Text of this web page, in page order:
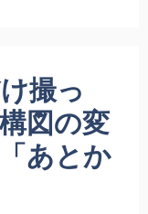
撮っ
図の変
あとか